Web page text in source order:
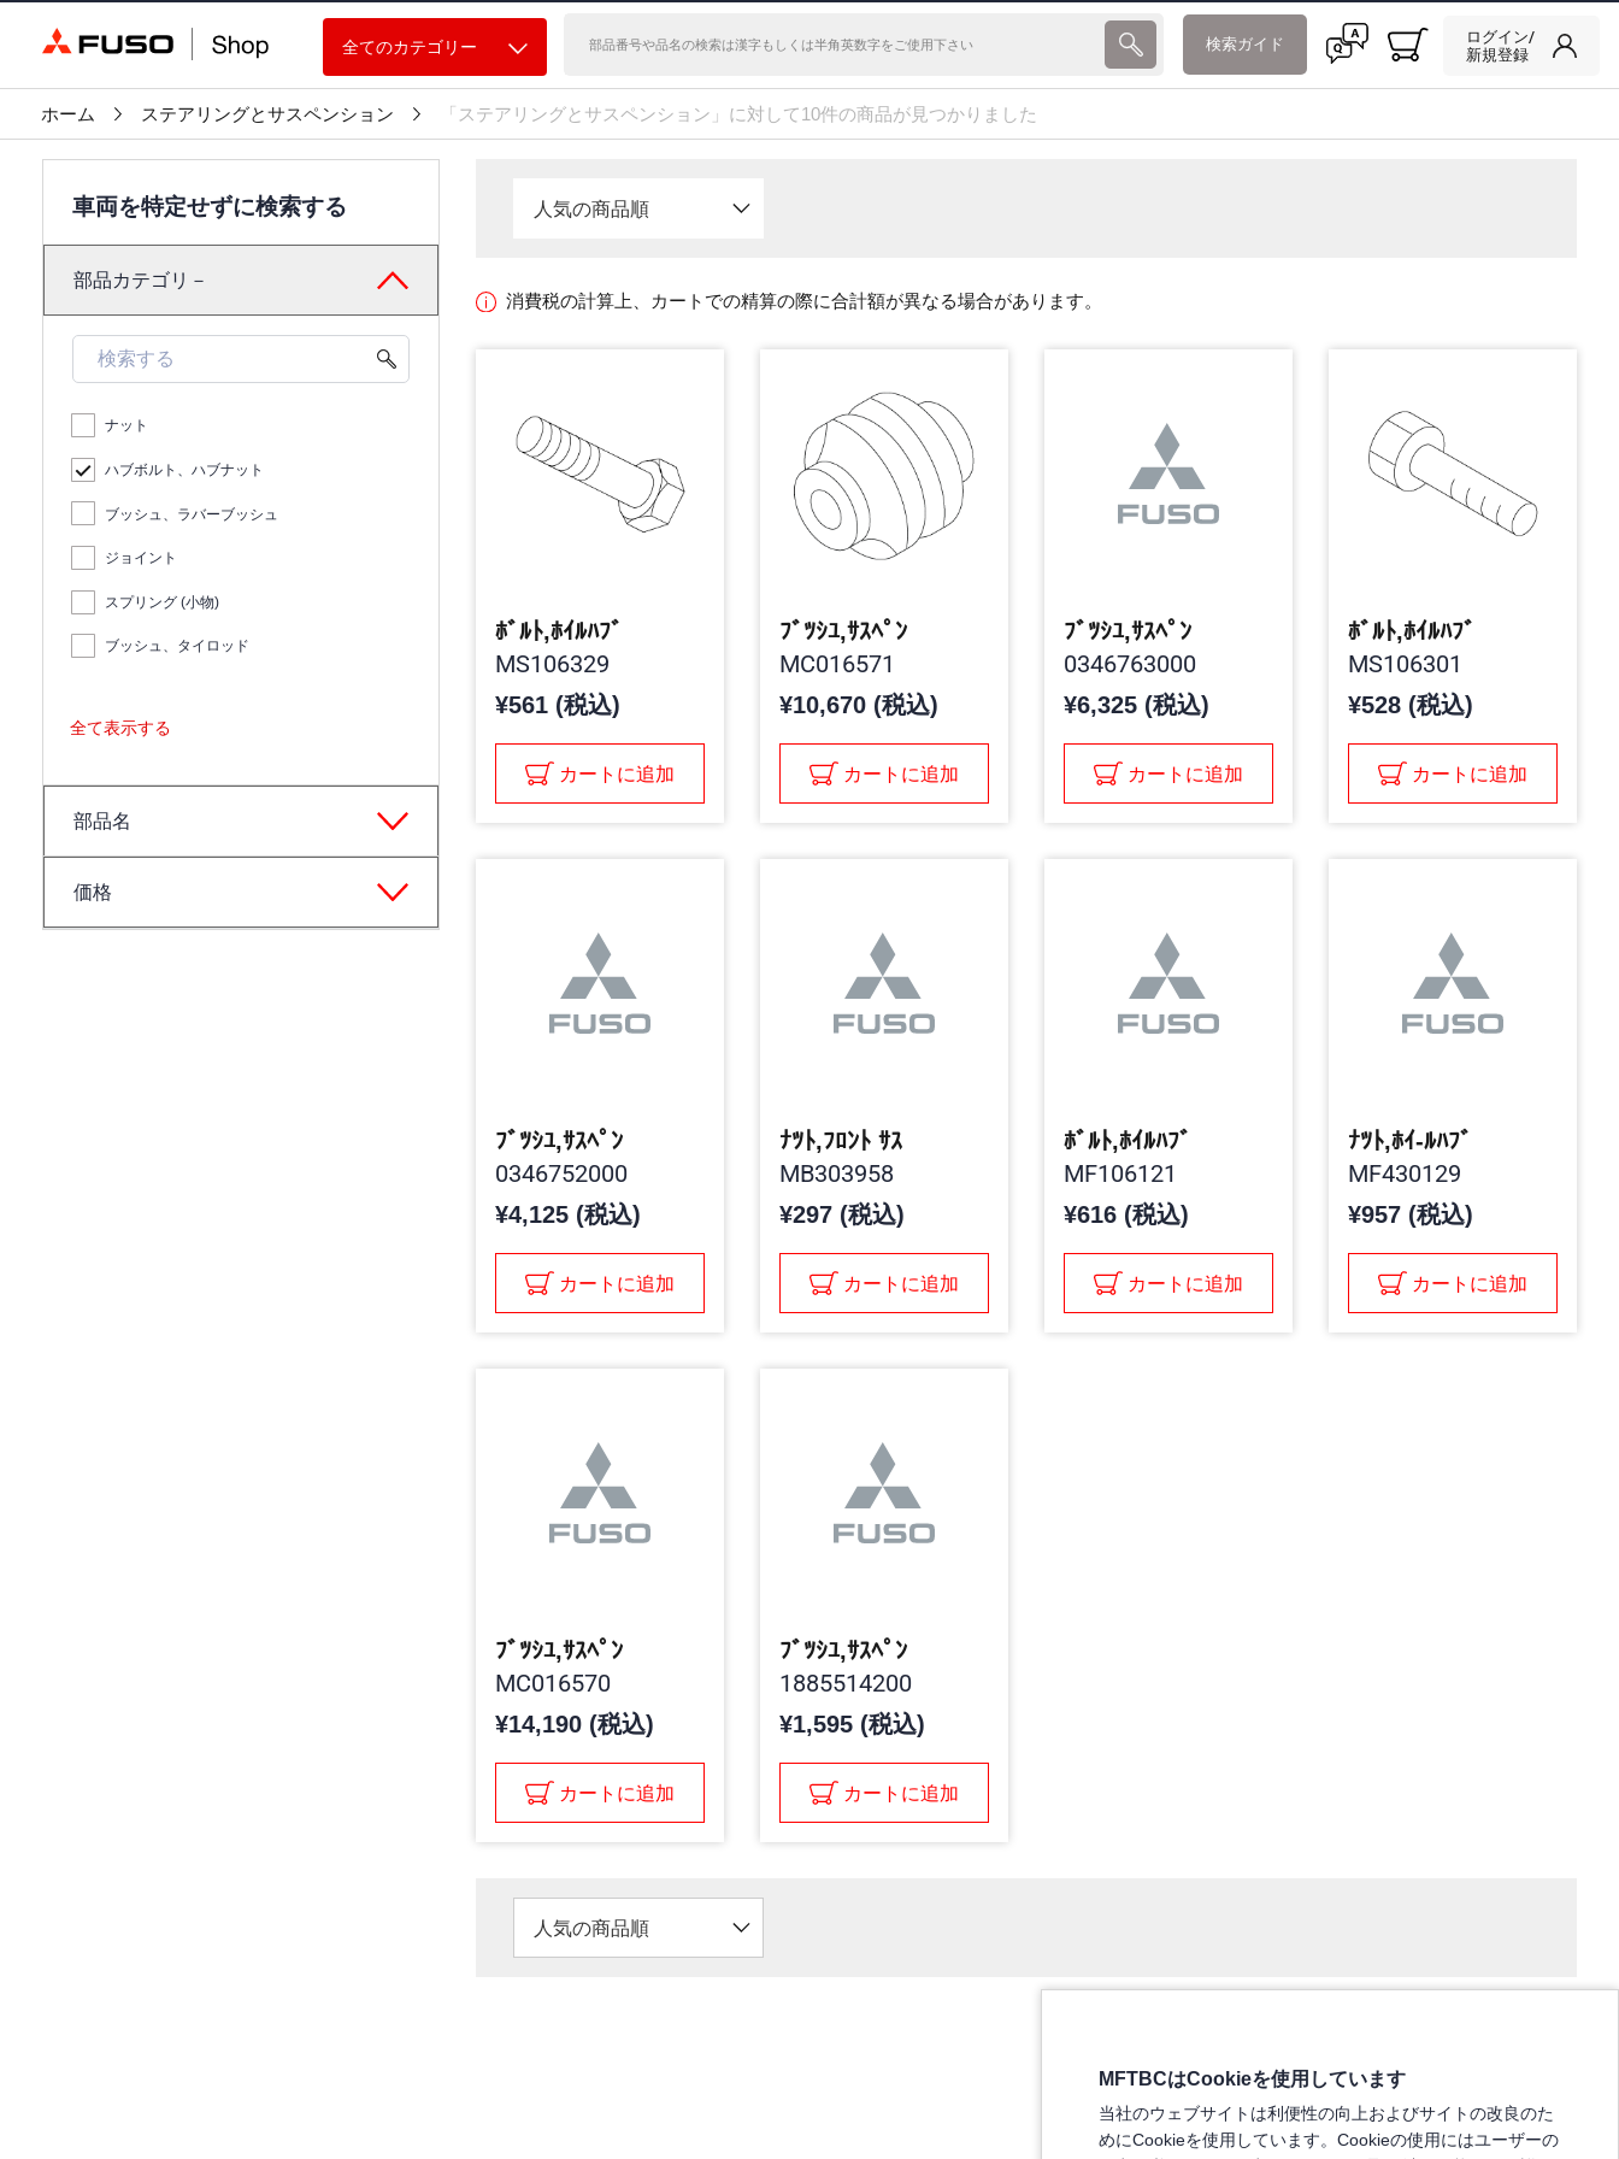
全てのカテゴリー 検索ガイド
ログイン/
新規登録
ホーム ステアリングとサスペンション 「ステアリングとサスペンション」に対して10件の商品が見つかりました
車両を特定せずに検索する
部品カテゴリ－
ナット
ハブボルト、ハブナット
ブッシュ、ラバーブッシュ
ジョイント
スプリング (小物)
ブッシュ、タイロッド
全て表示する
部品名
価格
人気の商品順
消費税の計算上、カートでの精算の際に合計額が異なる場合があります。
ﾎﾞﾙﾄ,ﾎｲﾙﾊﾌﾞ
MS106329
¥561 (税込)
カートに追加
ﾌﾞﾂｼﾕ,ｻｽﾍﾟﾝ
MC016571
¥10,670 (税込)
カートに追加
ﾌﾞﾂｼﾕ,ｻｽﾍﾟﾝ
0346763000
¥6,325 (税込)
カートに追加
ﾎﾞﾙﾄ,ﾎｲﾙﾊﾌﾞ
MS106301
¥528 (税込)
カートに追加
ﾌﾞﾂｼﾕ,ｻｽﾍﾟﾝ
0346752000
¥4,125 (税込)
カートに追加
ﾅﾂﾄ,ﾌﾛﾝﾄ ｻｽ
MB303958
¥297 (税込)
カートに追加
ﾎﾞﾙﾄ,ﾎｲﾙﾊﾌﾞ
MF106121
¥616 (税込)
カートに追加
ﾅﾂﾄ,ﾎｲ-ﾙﾊﾌﾞ
MF430129
¥957 (税込)
カートに追加
ﾌﾞﾂｼﾕ,ｻｽﾍﾟﾝ
MC016570
¥14,190 (税込)
カートに追加
ﾌﾞﾂｼﾕ,ｻｽﾍﾟﾝ
1885514200
¥1,595 (税込)
カートに追加
人気の商品順
MFTBCはCookieを使用しています
当社のウェブサイトは利便性の向上およびサイトの改良のた
めにCookieを使用しています。Cookieの使用にはユーザーの